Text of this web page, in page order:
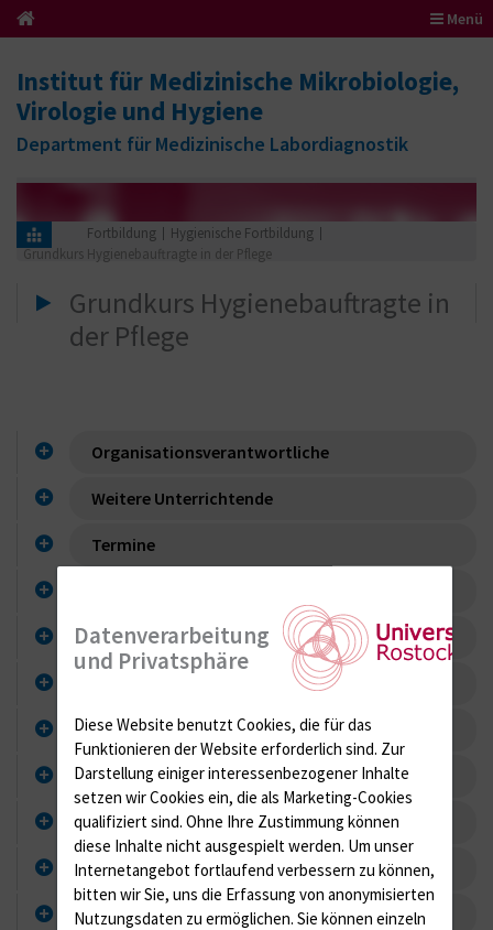
Menü
Institut für Medizinische Mikrobiologie,
Virologie und Hygiene
Department für Medizinische Labordiagnostik
Fortbildung
Hygienische Fortbildung
Grundkurs Hygienebauftragte in der Pflege
Grundkurs Hygienebauftragte in
der Pflege
Organisationsverantwortliche
Weitere Unterrichtende
Termine
Voraussetzungen für die Teilnahme
Teilnehmerzahl
Arbeitsunterlagen
Anmeldung
Teilnahmegebühren
Themenkatalog
Datenverarbeitung
und Privatsphäre
Diese Website benutzt Cookies, die für das
Funktionieren der Website erforderlich sind. Zur
Darstellung einiger interessenbezogener Inhalte
setzen wir Cookies ein, die als Marketing-Cookies
qualifiziert sind. Ohne Ihre Zustimmung können
diese Inhalte nicht ausgespielt werden. Um unser
Internetangebot fortlaufend verbessern zu können,
bitten wir Sie, uns die Erfassung von anonymisierten
Nutzungsdaten zu ermöglichen. Sie können einzeln